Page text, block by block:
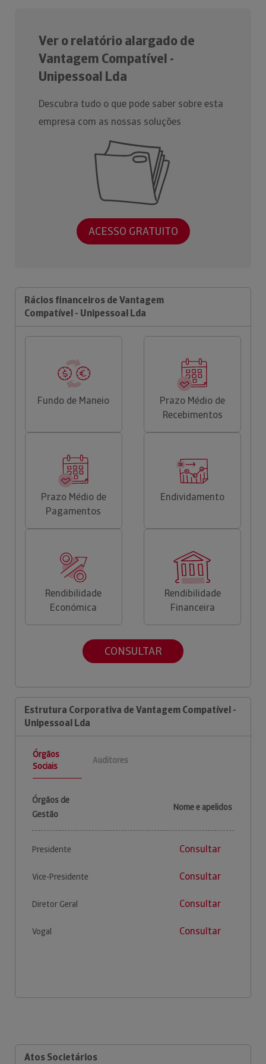
Ver o relatório alargado de
Vantagem Compatível -
Unipessoal Lda
Descubra tudo o que pode saber sobre esta
empresa com as nossas soluções
ACESSO GRATUITO
Rácios financeiros de Vantagem
Compatível - Unipessoal Lda
Fundo de Maneio
Prazo Médio de
Recebimentos
Prazo Médio de
Pagamentos
Endividamento
Rendibilidade
Económica
Rendibilidade
Financeira
CONSULTAR
Estrutura Corporativa de Vantagem Compatível -
Unipessoal Lda
Órgãos
Sociais
Auditores
Órgãos de
Gestão
Nome e apelidos
Presidente Consultar
Vice-Presidente Consultar
Diretor Geral Consultar
Vogal Consultar
Atos Societários